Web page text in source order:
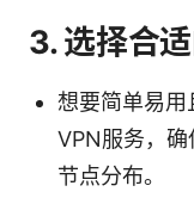
3. 选择合
想要简单易用
VPN服务，
节点分布。